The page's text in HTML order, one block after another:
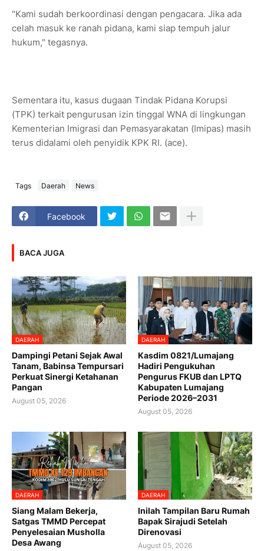
"Kami sudah berkoordinasi dengan pengacara. Jika ada
celah masuk ke ranah pidana, kami siap tempuh jalur
hukum," tegasnya.
Sementara itu, kasus dugaan Tindak Pidana Korupsi
(TPK) terkait pengurusan izin tinggal WNA di lingkungan
Kementerian Imigrasi dan Pemasyarakatan (Imipas) masih
terus didalami oleh penyidik KPK RI. (ace).
Tags Daerah News
Facebook
BACA JUGA
DAERAH
Dampingi Petani Sejak Awal
Tanam, Babinsa Tempursari
Perkuat Sinergi Ketahanan
Pangan
August 05, 2026
DAERAH
Kasdim 0821/Lumajang
Hadiri Pengukuhan
Pengurus FKUB dan LPTQ
Kabupaten Lumajang
Periode 2026–2031
August 05, 2026
DAERAH
Siang Malam Bekerja,
Satgas TMMD Percepat
Penyelesaian Musholla
Desa Awang
DAERAH
Inilah Tampilan Baru Rumah
Bapak Sirajudi Setelah
Direnovasi
August 05, 2026